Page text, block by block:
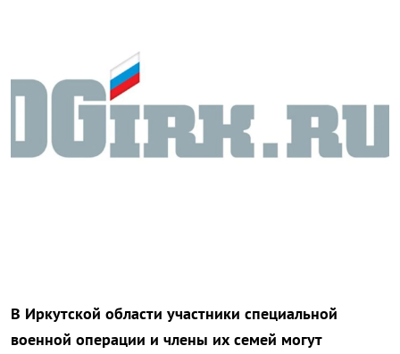
В Иркутской области участники специальной
военной операции и члены их семей могут